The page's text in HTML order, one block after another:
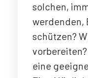
solchen,
werdenden,
schützen?
eine